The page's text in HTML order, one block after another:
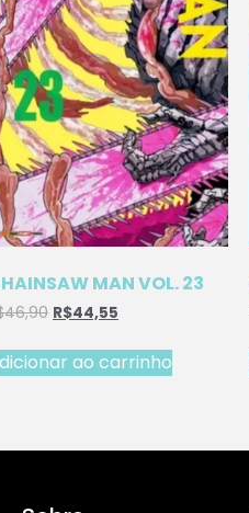
MAN VOL. 23
46,90 R$44,55
ao carrinho